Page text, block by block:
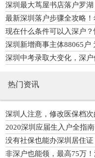
深圳最大茑屋书店落户罗
最新深圳落户步骤全攻略
坑！
现在什么条件可以入深户？
深圳新增商事主体88065户
深圳中考录取大变化，深户
热门资讯
深圳人注意，修改医保档
2020深圳应届生入户全指
没有社保也能办深圳居住
非深户也能领，最高75万